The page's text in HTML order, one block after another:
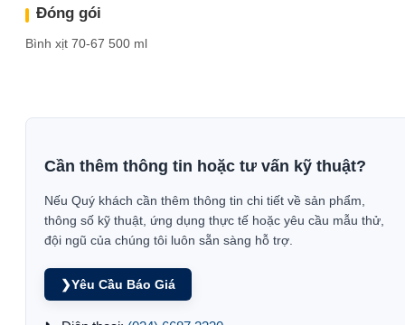
Đóng gói
Bình xịt 70-67 500 ml
Cần thêm thông tin hoặc tư vấn kỹ thuật?
Nếu Quý khách cần thêm thông tin chi tiết về sản phẩm,
thông số kỹ thuật, ứng dụng thực tế hoặc yêu cầu mẫu thử,
đội ngũ của chúng tôi luôn sẵn sàng hỗ trợ.
❯Yêu Cầu Báo Giá